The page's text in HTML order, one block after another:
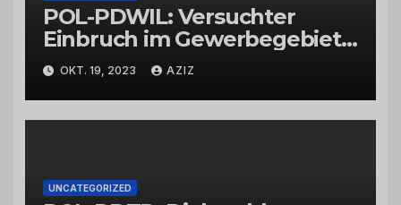
POL-PDWIL: Versuchter
Einbruch im Gewerbegebiet
Wittlich
OKT. 19, 2023 AZIZ
UNCATEGORIZED